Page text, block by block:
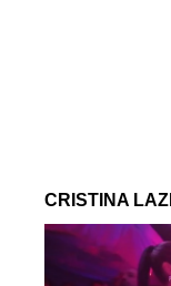
CRISTINA